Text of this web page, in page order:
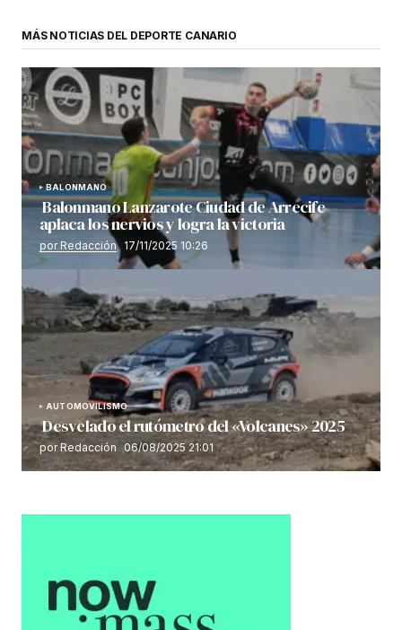
MÁS NOTICIAS DEL DEPORTE CANARIO
BALONMANO
Balonmano Lanzarote Ciudad de Arrecife
aplaca los nervios y logra la victoria
por Redacción 17/11/2025 10:26
AUTOMOVILISMO
Desvelado el rutómetro del «Volcanes» 2025
por Redacción 06/08/2025 21:01